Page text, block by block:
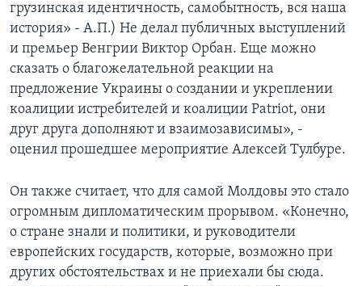
грузинская идентичность, самобытность, вся наша
история» - А.П.) Не делал публичных выступлений
и премьер Венгрии Виктор Орбан. Еще можно
сказать о благожелательной реакции на
предложение Украины о создании и укреплении
коалиции истребителей и коалиции Patriot, они
друг друга дополняют и взаимозависимы», -
оценил прошедшее мероприятие Алексей Тулбуре.
Он также считает, что для самой Молдовы это стало
огромным дипломатическим прорывом. «Конечно,
о стране знали и политики, и руководители
европейских государств, которые, возможно при
других обстоятельствах и не приехали бы сюда.